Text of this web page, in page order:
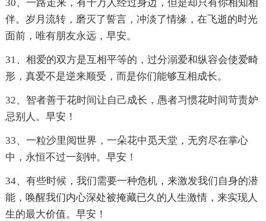
30、一路走来，有千万人经过身边，但是却只有你相知相
伴。岁月流转，磨灭了誓言，冲淡了情缘，在飞逝的时光
面前，唯有朋友永远，早安。
31、相爱的双方是互相平等的，过分溺爱和纵容会使爱畸
形，真爱不是逆来顺受，而是你们能够互相成长。
32、智者善于花时间让自己成长，愚者习惯花时间苛责妒
忌别人。早安！
33、一粒沙里阅世界，一朵花中觅天堂，无穷尽在掌心
中，永恒不过一刻钟。早安！
34、有些时候，我们需要一种危机，来激发我们自身的潜
能，唤醒我们内心深处被掩藏已久的人生激情，来实现人
生的最大价值。早安！